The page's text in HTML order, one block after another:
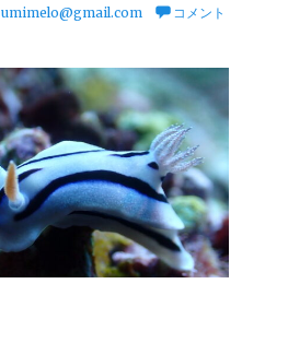
umimelo@gmail.com
コメント